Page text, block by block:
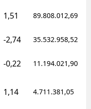
1,51 89.808.012,69
-2,74 35.532.958,52
-0,22 11.194.021,90
1,14 4.711.381,05